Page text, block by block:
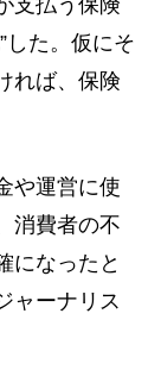
した。仮にそ
れば、保険
や運営に使
消費者の不
になったと
ャーナリス